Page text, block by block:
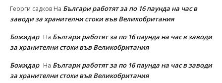
Георги садков На Българи работят за по 16 паунда на час в
заводи за хранителни стоки във Великобритания
Божидар На Българи работят за по 16 паунда на час в заводи
за хранителни стоки във Великобритания
Божидар На Българи работят за по 16 паунда на час в заводи
за хранителни стоки във Великобритания